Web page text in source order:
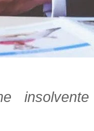
insolvente